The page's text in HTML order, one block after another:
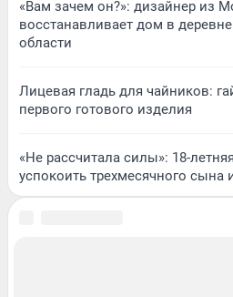
«Вам зачем он?»: дизайнер из
восстанавливает дом в
области
Лицевая гладь для чайников:
первого готового изделия
«Не рассчитала силы»: 18-
успокоить трехмесячного сына